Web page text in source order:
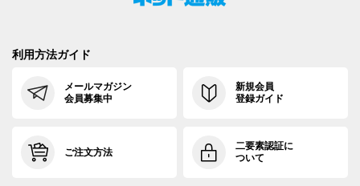
利用方法ガイド
メールマガジン
会員募集中
新規会員
登録ガイド
ご注文方法
二要素認証に
ついて